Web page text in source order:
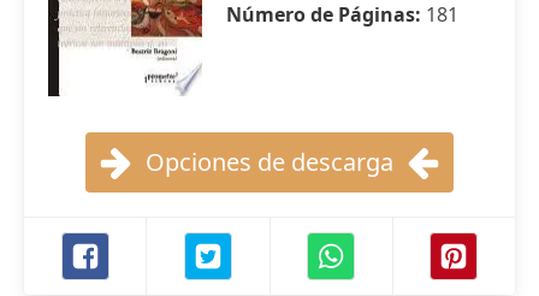
Número de Páginas: 181
Opciones de descarga